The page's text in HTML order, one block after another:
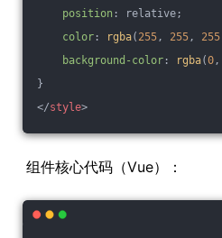
position : relative;
color : rgba( 255 , 255 , 255
background-color : rgba(0 ,
}
</style>
组件核心代码（Vue）：